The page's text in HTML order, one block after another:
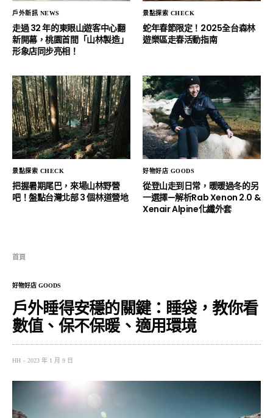
戶外新訊 NEWS
走過 32 年的東眼山遊客中心翻
新開幕，桃園首間「山林製造」
形象店同步亮相！
景點探索 CHECK
蛇年春節限定！2025全台森林
遊樂區走春活動指南
景點探索 CHECK
把握暑期尾巴，來場山林野營
吧！盤點台灣北部 3 個林道營地
好物好店 GOODS
從登山走到日常，暖暖過冬的另
一選擇—解析Rab Xenon 2.0 &
Xenair Alpine化纖外套
首頁
好物好店 GOODS
戶外睡得安穩的關鍵：睡袋，教你看
數值、保不保暖、適用環境
HH 2023 年 1 月 9 日